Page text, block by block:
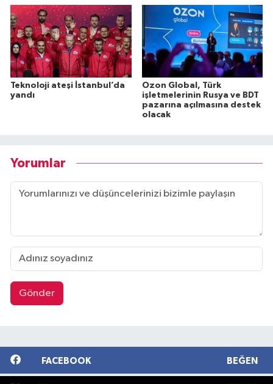
Teknoloji ateşi İstanbul’da
yandı
Ozon Global, Türk
işletmelerinin Rusya ve BDT
pazarına açılmasına destek
olacak
Yorumlar
Gönder
FACEBOOK BEĞEN